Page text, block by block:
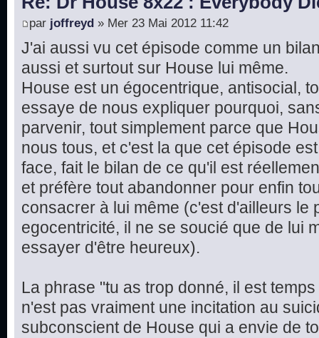
par joffreyd » Mer 23 Mai 2012 11:42
J'ai aussi vu cet épisode comme un
aussi et surtout sur House lui même.
House est un égocentrique, antisocial,
essaye de nous expliquer pourquoi,
parvenir, tout simplement parce que
nous tous, et c'est la que cet épisode
face, fait le bilan de ce qu'il est
et préfère tout abandonner pour enfin
consacrer à lui même (c'est d'ailleurs le
egocentricité, il ne se soucié que de lui
essayer d'être heureux).
La phrase "tu as trop donné, il est
n'est pas vraiment une incitation au
subconscient de House qui a envie de